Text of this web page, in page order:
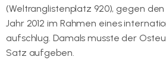
(Weltranglistenplatz 920), gegen
Jahr 2012 im Rahmen eines
aufschlug. Damals musste der
Satz aufgeben.